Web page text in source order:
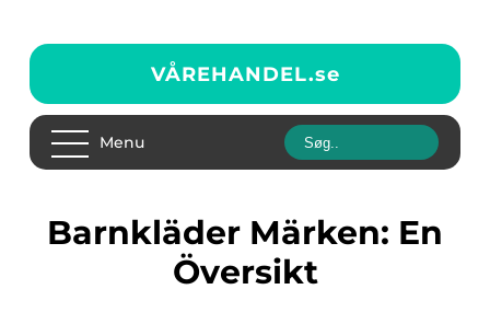
VÅREHANDEL.se
Menu
Barnkläder Märken: En
Översikt